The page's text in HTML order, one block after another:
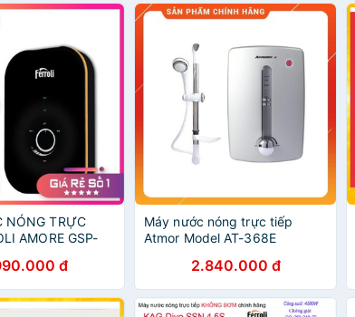
NÓNG TRỰC
AMORE GSP-
đ
Máy nước nóng trực tiếp
Atmor Model AT-368E
2.840.000 đ